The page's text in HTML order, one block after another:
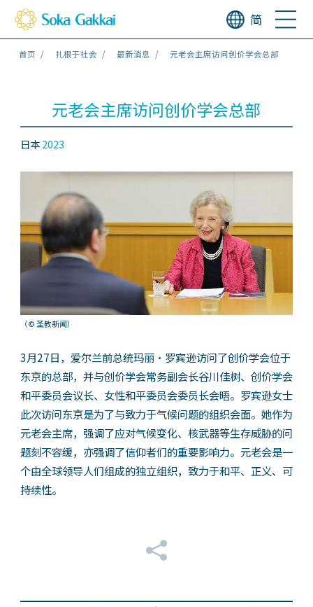
简
首页 扎根于社会 最新消息 元老会主席访问创价学会总部
元老会主席访问创价学会总部
日本2023
（© 圣教新闻）
3月27日，爱尔兰前总统玛丽・罗宾逊访问了创价学会位于
东京的总部，并与创价学会常务副会长谷川佳树、创价学会
和平委员会议长、女性和平委员会委员长会晤。罗宾逊女士
此次访问东京是为了与致力于气候问题的组织会面。她作为
元老会主席，强调了应对气候变化、核武器等生存威胁的问
题刻不容缓，亦强调了信仰者们的重要影响力。元老会是一
个由全球领导人们组成的独立组织，致力于和平、正义、可
持续性。